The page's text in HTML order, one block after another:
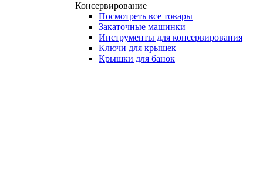
Консервирование
Посмотреть все товары
Закаточные машинки
Инструменты для консервирования
Ключи для крышек
Крышки для банок